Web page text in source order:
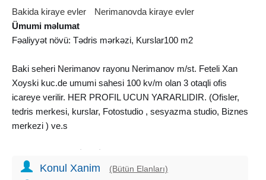
Bakida kiraye evler
Nerimanovda kiraye evler
Ümumi məlumat
Fəaliyyət növü: Tədris mərkəzi, Kurslar100 m2
Baki seheri Nerimanov rayonu Nerimanov m/st. Feteli Xan
Xoyski kuc.de umumi sahesi 100 kv/m olan 3 otaqli ofis
icareye verilir. HER PROFIL UCUN YARARLIDIR. (Ofisler,
tedris merkesi, kurslar, Fotostudio , sesyazma studio, Biznes
merkezi ) ve.s
Kombi, Kondisioner,Mətbəx mebeli, Əşyalı, Avtodayanacaq.
Konul Xanim (Bütün Elanları)